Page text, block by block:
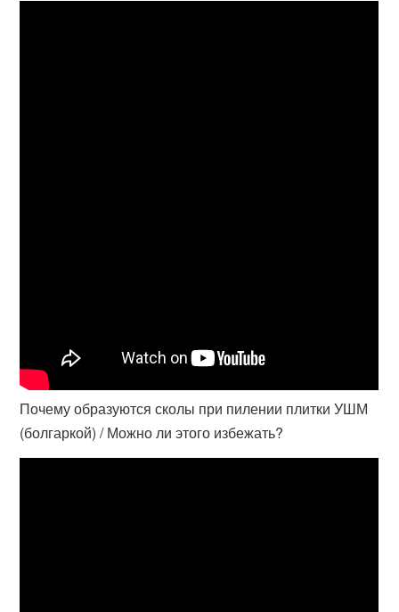
Почему образуются сколы при пилении плитки УШМ
(болгаркой) / Можно ли этого избежать?